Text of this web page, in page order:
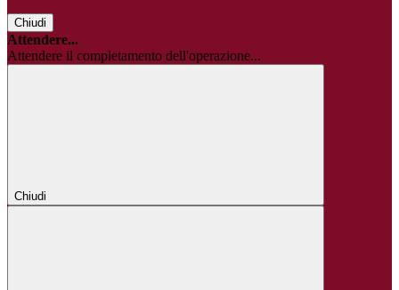
Chiudi
Attendere...
Attendere il completamento dell'operazione...
Chiudi